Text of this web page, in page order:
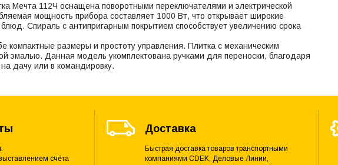
Мечта 112Ч оснащена поворотными переключателями и электрической
мощность прибора составляет 1000 Вт, что открывает широкие
Спираль с антипригарным покрытием способствует увеличению срока
компактные размеры и простоту управления. Плитка с механическим
эмалью. Данная модель укомплектована ручками для переноски, благодаря
дачу или в командировку.
счёта
Доставка
Быстрая доставка товаров транспортными
компаниями CDEK, Деловые Линии,